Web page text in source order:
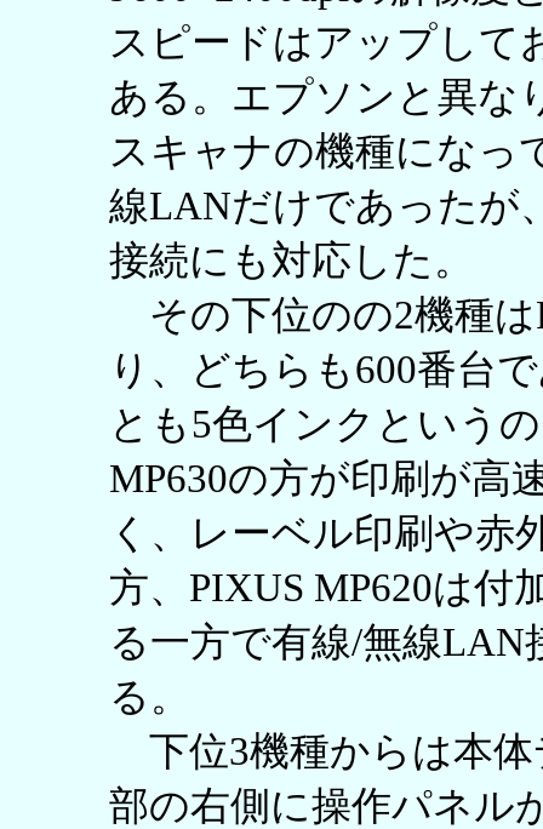
スピードはアップして
ある。エプソンと異な
スキャナの機種になっ
線LANだけであったが
接続にも対応した。
その下位のの2機種は
り、どちらも600番台
とも5色インクという
MP630の方が印刷が高
く、レーベル印刷や赤
方、PIXUS MP620は
る一方で有線/無線
る。
下位3機種からは本
部の右側に操作パネル